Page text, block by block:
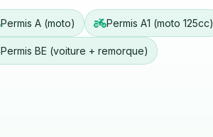
Permis A (moto) Permis A1 (moto 125cc)
Permis BE (voiture + remorque)